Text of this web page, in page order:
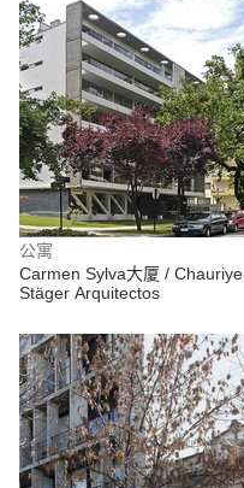
公寓
Carmen Sylva大厦 / Chauriye
Stäger Arquitectos